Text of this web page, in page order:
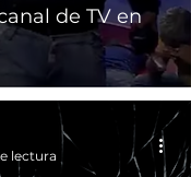
de TV en
lectura